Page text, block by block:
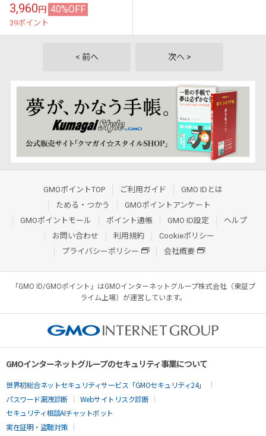
"TEM Clothing Skinny Pants&q...
3,960円 40%OFF
39ポイント
< 前へ 次へ >
GMOポイントTOP ご利用ガイド
GMO IDとは
ためる・つかう
GMOポイントアンケート
GMOポイントモール
ポイント通帳 GMO ID設定
ヘルプ
お問い合わせ
利用規約
Cookieポリシー
プライバシーポリシー
会社概要
「GMO ID/GMOポイント」はGMOインターネットグループ株式会社（東証プ
ライム上場）が運営しています。
GMOインターネットグループのセキュリティ事業について
世界初総合ネットセキュリティサービス「GMOセキュリティ24」
パスワード漏洩診断
Webサイトリスク診断
セキュリティ相談AIチャットボット
実在証明・盗聴対策